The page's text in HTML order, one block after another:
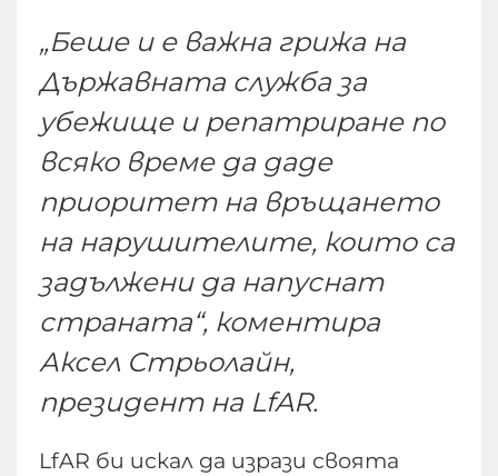
„Беше и е важна грижа на
Държавната служба за
убежище и репатриране по
всяко време да даде
приоритет на връщането
на нарушителите, които са
задължени да напуснат
страната“, коментира
Аксел Стрьолайн,
президент на LfAR.
LfAR би искал да изрази своята